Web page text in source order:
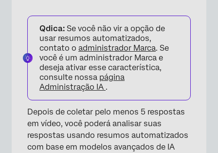
Qdica: Se você não vir a opção de
usar resumos automatizados,
contato o administrador Marca. Se
você é um administrador Marca e
deseja ativar esse característica,
consulte nossa página
Administração IA .
Depois de coletar pelo menos 5 respostas
em vídeo, você poderá analisar suas
respostas usando resumos automatizados
com base em modelos avançados de IA